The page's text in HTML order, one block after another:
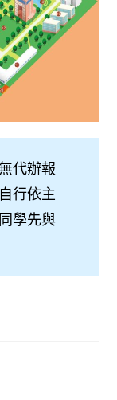
代辦報
行依主
學先與